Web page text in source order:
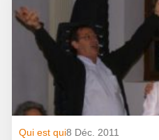
Qui est qui8 Déc. 2011